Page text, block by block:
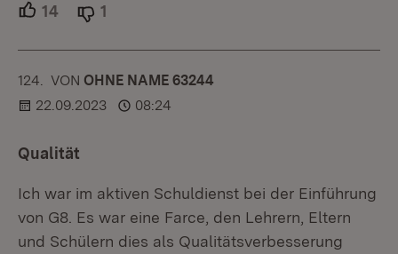
14 Unterstützer.
1
124. KOMMENTAR
VON :OHNE NAME 63244
22.09.2023
08:24
Qualität
Ich war im aktiven Schuldienst bei der Einführung
von G8. Es war eine Farce, den Lehrern, Eltern
und Schülern dies als Qualitätsverbesserung